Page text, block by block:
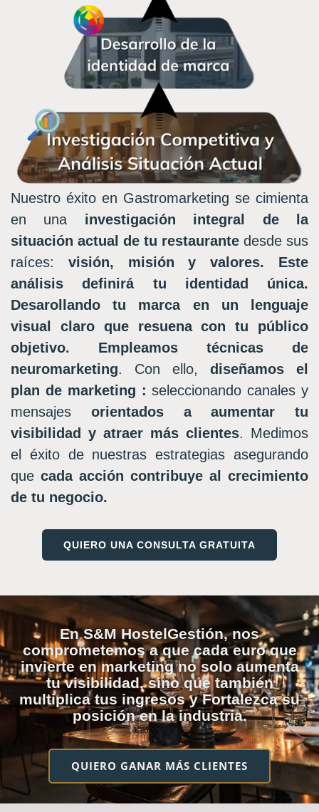
Nuestro éxito en Gastromarketing se cimienta
en
una investigación integral de la
situación actual de tu restaurante desde sus
raíces: visión, misión y valores. Este
análisis definirá tu identidad única.
Desarollando tu marca en un lenguaje
visual claro que resuena con tu público
objetivo. Empleamos técnicas de
neuromarketing. Con ello, diseñamos el
plan de marketing : seleccionando canales y
mensajes orientados a aumentar tu
visibilidad y atraer más clientes. Medimos
el éxito de nuestras estrategias asegurando
que cada acción contribuye al crecimiento
de tu negocio.
QUIERO UNA CONSULTA GRATUITA
En S&M HostelGestión, nos
comprometemos a que cada euro que
invierte en marketing no solo aumenta
tu visibilidad, sino que también
multiplica tus ingresos y Fortalezca su
posición en la industria.
QUIERO GANAR MÁS CLIENTES